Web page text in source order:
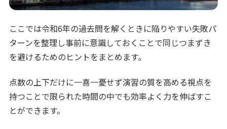
ここでは令和6年の過去問を解くときに陥りやすい失敗パ
ターンを整理し事前に意識しておくことで同じつまずき
を避けるためのヒントをまとめます。
点数の上下だけに一喜一憂せず演習の質を高める視点を
持つことで限られた時間の中でも効率よく力を伸ばすこ
とができます。